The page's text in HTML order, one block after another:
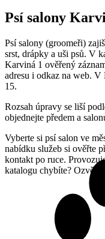
Psí salony
Psí salony (groomeři)
srst, drápky a uši psů. V
Karviná 1 ověřený
adresu i odkaz na web.
15.
Rozsah úpravy se liší
objednejte předem a
Vyberte si psí salon ve
nabídku služeb si ověřte
kontakt po ruce.
katalogu chybíte? Ozvěte